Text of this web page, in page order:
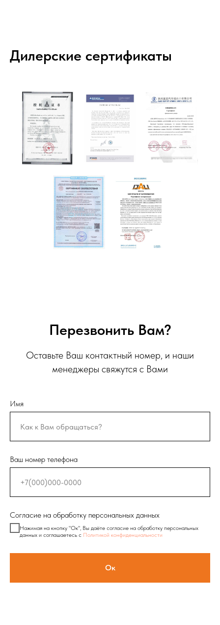
Дилерские сертификаты
Перезвонить Вам?
Оставьте Ваш контактный номер, и наши
менеджеры свяжутся с Вами
Имя
Ваш номер телефона
Согласие на обработку персональных данных
Нажимая на кнопку "Ок", Вы даёте согласие на обработку персональных
данных и соглашаетесь с Политикой конфиденциальности
Ок